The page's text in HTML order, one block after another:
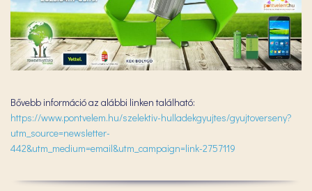
Bővebb információ az alábbi linken található:
https://www.pontvelem.hu/szelektiv-hulladekgyujtes/gyujtoverseny?
utm_source=newsletter-
442&utm_medium=email&utm_campaign=link-2757119